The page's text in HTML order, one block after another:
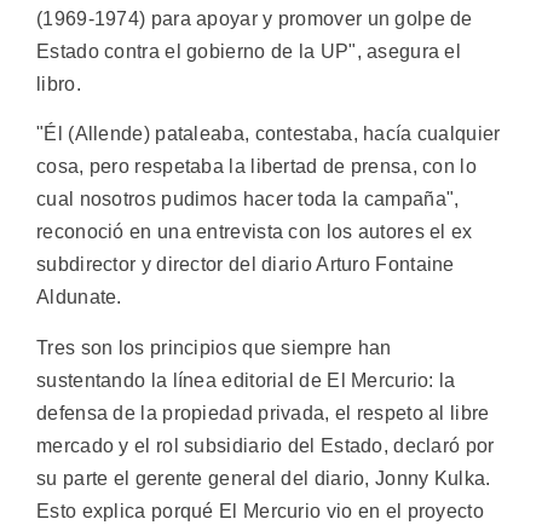
(1969-1974) para apoyar y promover un golpe de
Estado contra el gobierno de la UP", asegura el
libro.
"Él (Allende) pataleaba, contestaba, hacía cualquier
cosa, pero respetaba la libertad de prensa, con lo
cual nosotros pudimos hacer toda la campaña",
reconoció en una entrevista con los autores el ex
subdirector y director del diario Arturo Fontaine
Aldunate.
Tres son los principios que siempre han
sustentando la línea editorial de El Mercurio: la
defensa de la propiedad privada, el respeto al libre
mercado y el rol subsidiario del Estado, declaró por
su parte el gerente general del diario, Jonny Kulka.
Esto explica porqué El Mercurio vio en el proyecto